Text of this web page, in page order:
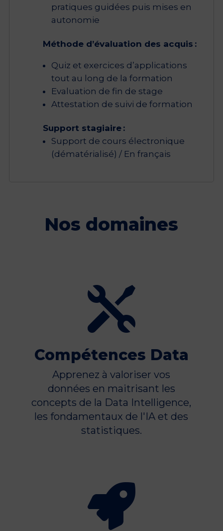
pratiques guidées puis mises en
autonomie
Méthode d’évaluation des acquis :
Quiz et exercices d’applications
tout au long de la formation
Evaluation de fin de stage
Attestation de suivi de formation
Support stagiaire :
Support de cours électronique
(dématérialisé) / En français
Nos domaines

Compétences Data
Apprenez à valoriser vos
données en maitrisant les
concepts de la Data Intelligence,
les fondamentaux de l'IA et des
statistiques.
